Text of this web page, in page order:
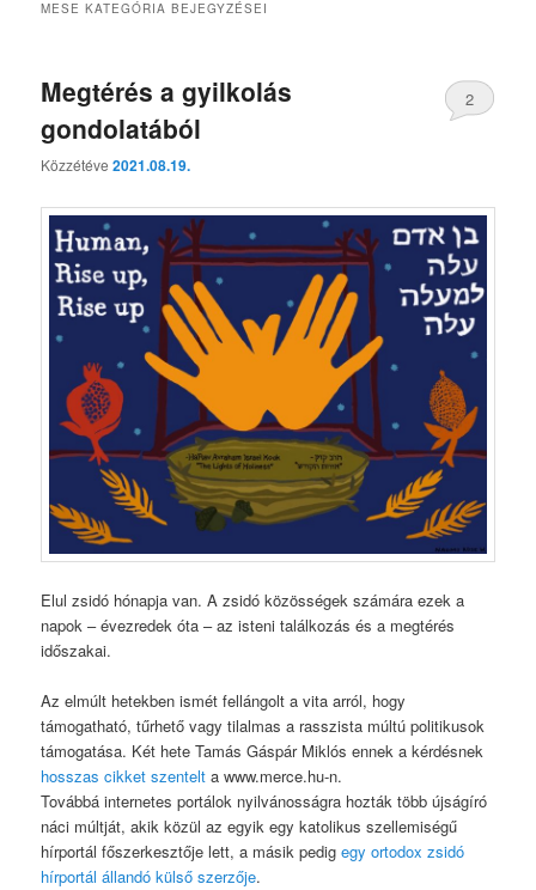
MESE KATEGÓRIA BEJEGYZÉSEI
Megtérés a gyilkolás
gondolatából
Közzétéve2021.08.19.
2
Elul zsidó hónapja van. A zsidó közösségek számára ezek a
napok – évezredek óta – az isteni találkozás és a megtérés
időszakai.
Az elmúlt hetekben ismét fellángolt a vita arról, hogy
támogatható, tűrhető vagy tilalmas a rasszista múltú politikusok
támogatása. Két hete Tamás Gáspár Miklós ennek a kérdésnek
hosszas cikket szentelta www.merce.hu-n.
Továbbá internetes portálok nyilvánosságra hozták több újságíró
náci múltját, akik közül az egyik egy katolikus szellemiségű
hírportál főszerkesztője lett, a másik pedigegy ortodox zsidó
hírportál állandó külső szerzője.